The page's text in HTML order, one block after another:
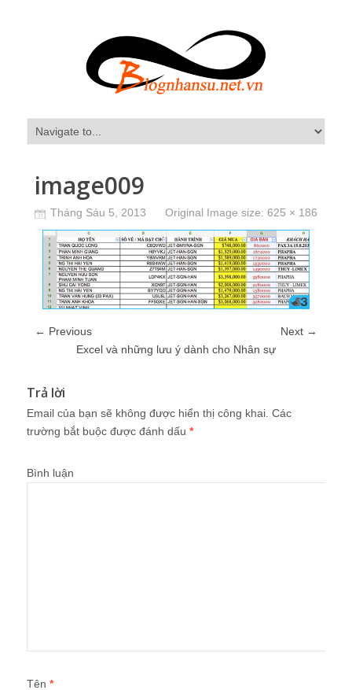
image009
Tháng Sáu 5, 2013 Original Image size: 625 × 186
← Previous
Next →
Excel và những lưu ý dành cho Nhân sự
Trả lời
Email của bạn sẽ không được hiển thị công khai. Các
trường bắt buộc được đánh dấu *
Bình luận
Tên *